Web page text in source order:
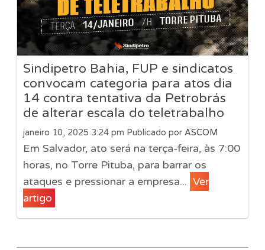
Sindipetro Bahia, FUP e sindicatos
convocam categoria para atos dia
14 contra tentativa da Petrobrás
de alterar escala do teletrabalho
janeiro 10, 2025 3:24 pm Publicado por ASCOM
Em Salvador, ato será na terça-feira, às 7:00
horas, no Torre Pituba, para barrar os
ataques e pressionar a empresa... Ver
artigo